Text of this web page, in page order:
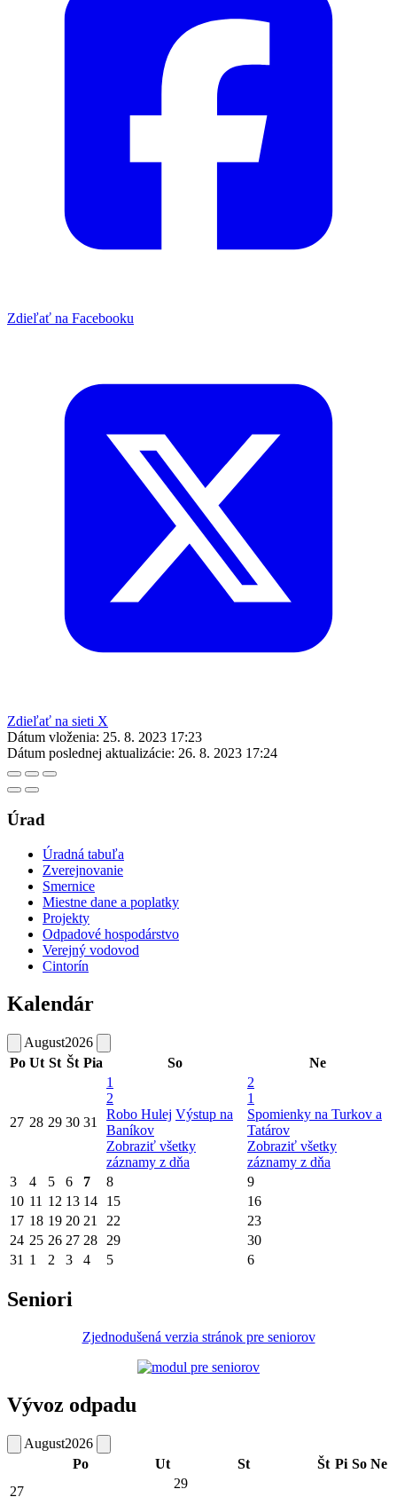
Zdieľať na Facebooku
Zdieľať na sieti X
Dátum vloženia: 25. 8. 2023 17:23
Dátum poslednej aktualizácie: 26. 8. 2023 17:24
Úrad
Úradná tabuľa
Zverejnovanie
Smernice
Miestne dane a poplatky
Projekty
Odpadové hospodárstvo
Verejný vodovod
Cintorín
Kalendár
August2026
Po Ut St Št Pia So Ne
27 28 29 30 31
1
2
Robo Hulej Výstup na
Baníkov
Zobraziť všetky
záznamy z dňa
2
1
Spomienky na Turkov a
Tatárov
Zobraziť všetky
záznamy z dňa
3
4 5 6 7 8
9
10 11 12 13 14 15
16
17 18 19 20 21 22
23
24 25 26 27 28 29
30
31 1 2 3 4 5 6
Seniori
Zjednodušená verzia stránok pre seniorov
Vývoz odpadu
August2026
Po
Ut St Št Pi So Ne
27
29